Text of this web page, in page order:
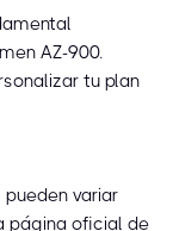
AZ-900.
tu plan
pueden variar
página oficial de